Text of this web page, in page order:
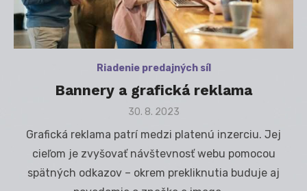
Riadenie predajných síl
Bannery a grafická reklama
Posted
30. 8. 2023
Grafická reklama patrí medzi platenú inzerciu. Jej
cieľom je zvyšovať návštevnosť webu pomocou
spätných odkazov – okrem prekliknutia buduje aj